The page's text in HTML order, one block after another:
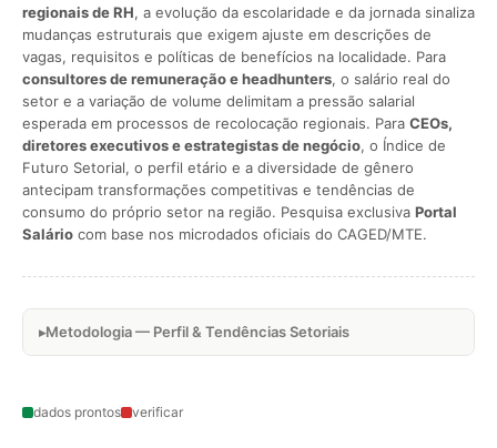
regionais de RH, a evolução da escolaridade e da jornada sinaliza
mudanças estruturais que exigem ajuste em descrições de
vagas, requisitos e políticas de benefícios na localidade. Para
consultores de remuneração e headhunters, o salário real do
setor e a variação de volume delimitam a pressão salarial
esperada em processos de recolocação regionais. Para CEOs,
diretores executivos e estrategistas de negócio, o Índice de
Futuro Setorial, o perfil etário e a diversidade de gênero
antecipam transformações competitivas e tendências de
consumo do próprio setor na região. Pesquisa exclusiva Portal
Salário com base nos microdados oficiais do CAGED/MTE.
Metodologia — Perfil & Tendências Setoriais
dados prontos verificar